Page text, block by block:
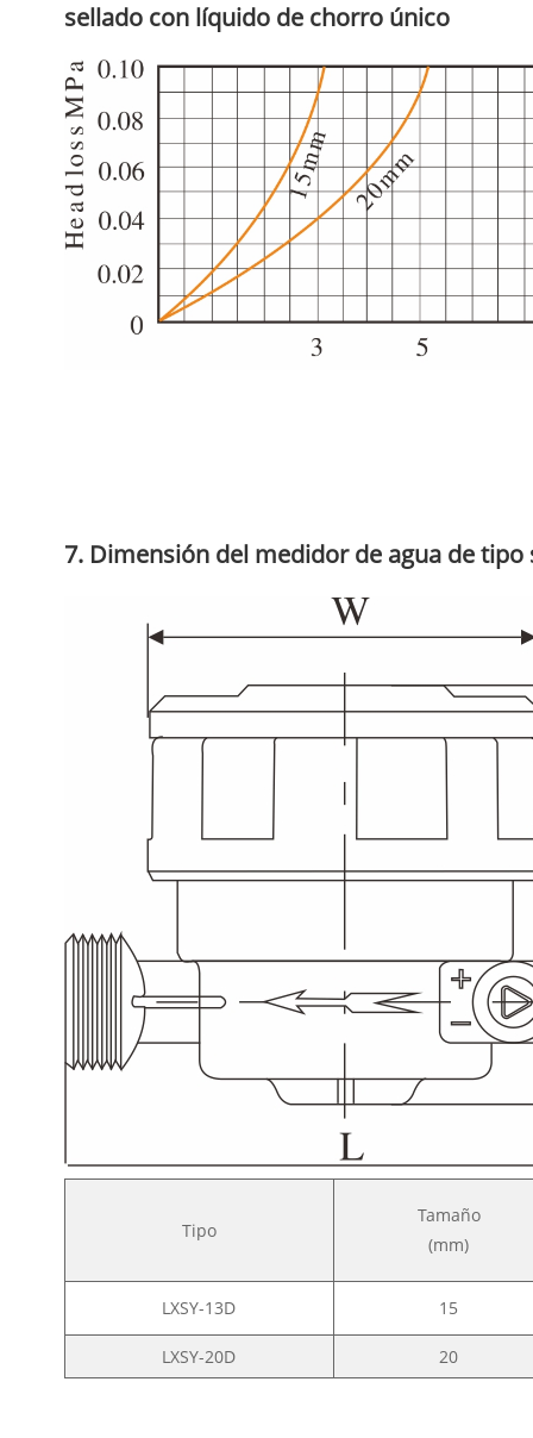
sellado con líquido de chorro único
7. Dimensión del medidor de agua de
Tipo
Tamaño
(mm)
LXSY-13D 15
LXSY-20D 20